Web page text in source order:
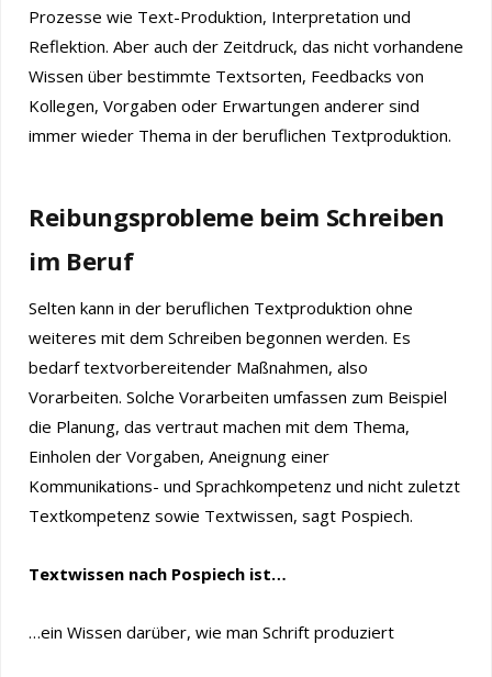
Prozesse wie Text-Produktion, Interpretation und
Reflektion. Aber auch der Zeitdruck, das nicht vorhandene
Wissen über bestimmte Textsorten, Feedbacks von
Kollegen, Vorgaben oder Erwartungen anderer sind
immer wieder Thema in der beruflichen Textproduktion.
Reibungsprobleme beim Schreiben
im Beruf
Selten kann in der beruflichen Textproduktion ohne
weiteres mit dem Schreiben begonnen werden. Es
bedarf textvorbereitender Maßnahmen, also
Vorarbeiten. Solche Vorarbeiten umfassen zum Beispiel
die Planung, das vertraut machen mit dem Thema,
Einholen der Vorgaben, Aneignung einer
Kommunikations- und Sprachkompetenz und nicht zuletzt
Textkompetenz sowie Textwissen, sagt Pospiech.
Textwissen nach Pospiech ist…
…ein Wissen darüber, wie man Schrift produziert